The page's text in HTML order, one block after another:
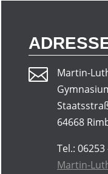

Martin-
64668
Tel.:
Martin-